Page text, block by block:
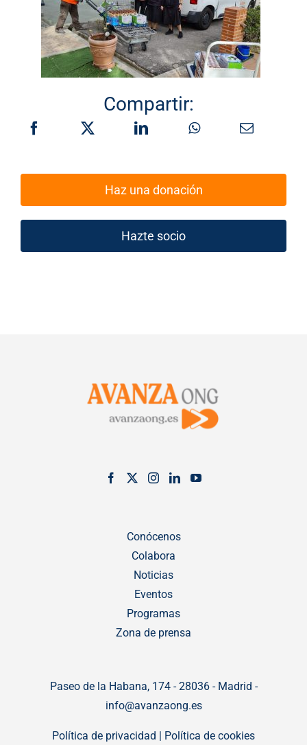
Compartir:
Haz una donación
Hazte socio
Conócenos
Colabora
Noticias
Eventos
Programas
Zona de prensa
Paseo de la Habana, 174 - 28036 - Madrid -
info@avanzaong.es
Política de privacidad Política de cookies